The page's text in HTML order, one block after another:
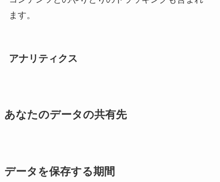
ます。
アナリティクス
あなたのデータの共有先
データを保存する期間